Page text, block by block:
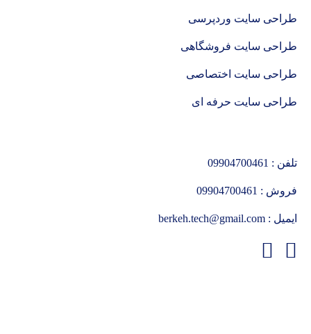
طراحی سایت وردپرسی
طراحی سایت فروشگاهی
طراحی سایت اختصاصی
طراحی سایت حرفه ای
تلفن : 09904700461
فروش : 09904700461
ایمیل : berkeh.tech@gmail.com